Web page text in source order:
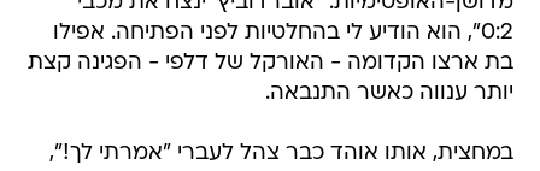
0:2", הוא הודיע לי בהחלטיות לפני הפתיחה. אפילו
בת ארצו הקדומה - האורקל של דלפי - הפגינה קצת
יותר ענווה כאשר התנבאה.
במחצית, אותו אוהד כבר צהל לעברי "אמרתי לך!",